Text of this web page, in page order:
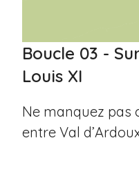
Boucle 03 -
Louis XI
Ne manquez pas
entre Val